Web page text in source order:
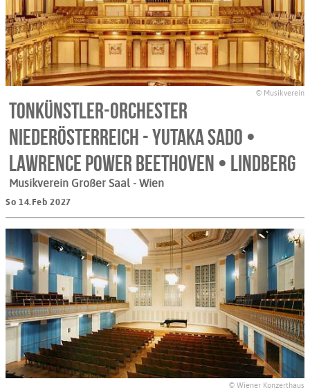
© Musikverein
Tonkünstler-Orchester
Niederösterreich - Yutaka Sado •
Lawrence Power Beethoven • Lindberg
Musikverein Großer Saal - Wien
So 14.Feb 2027
© Wiener Konzerthaus